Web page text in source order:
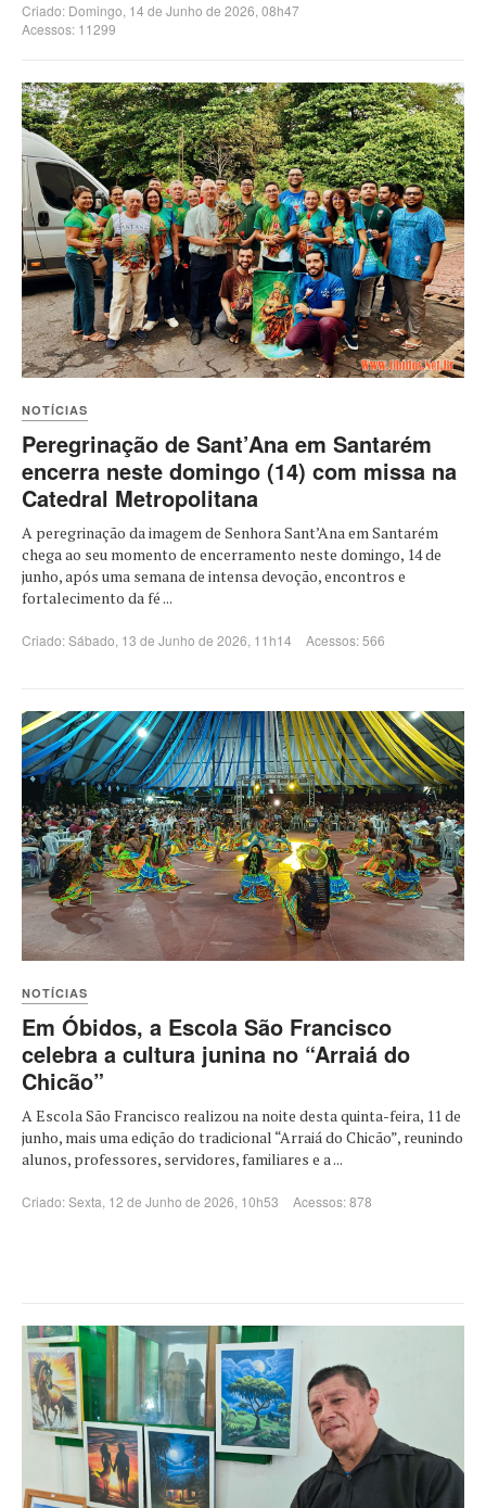
Criado: Domingo, 14 de Junho de 2026, 08h47
Acessos: 11299
NOTÍCIAS
Peregrinação de Sant’Ana em Santarém
encerra neste domingo (14) com missa na
Catedral Metropolitana
A peregrinação da imagem de Senhora Sant’Ana em Santarém
chega ao seu momento de encerramento neste domingo, 14 de
junho, após uma semana de intensa devoção, encontros e
fortalecimento da fé ...
Criado: Sábado, 13 de Junho de 2026, 11h14 Acessos: 566
NOTÍCIAS
Em Óbidos, a Escola São Francisco
celebra a cultura junina no “Arraiá do
Chicão”
A Escola São Francisco realizou na noite desta quinta-feira, 11 de
junho, mais uma edição do tradicional “Arraiá do Chicão”, reunindo
alunos, professores, servidores, familiares e a ...
Criado: Sexta, 12 de Junho de 2026, 10h53 Acessos: 878